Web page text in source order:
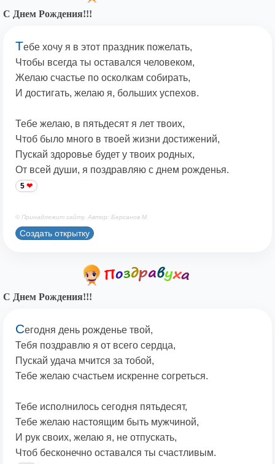
С Днем Рождения!!!
Тебе хочу я в этот праздник пожелать,
Чтобы всегда ты оставался человеком,
Желаю счастье по осколкам собирать,
И достигать, желаю я, больших успехов.
Тебе желаю, в пятьдесят я лет твоих,
Чтоб было много в твоей жизни достижений,
Пускай здоровье будет у твоих родных,
От всей души, я поздравляю с днем рожденья.
5
© Принадлежит сайту. Автор: Берсанов М.
Создать открытку
С Днем Рождения!!!
Сегодня день рожденье твой,
Тебя поздравлю я от всего сердца,
Пускай удача мчится за тобой,
Тебе желаю счастьем искренне согреться.
Тебе исполнилось сегодня пятьдесят,
Тебе желаю настоящим быть мужчиной,
И рук своих, желаю я, не отпускать,
Чтоб бесконечно оставался ты счастливым.